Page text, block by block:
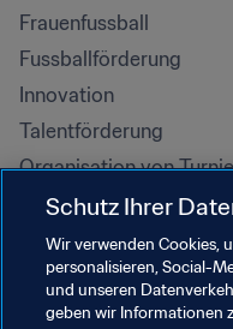
Frauenfussball
Fussballförderung
Innovation
Talentförderung
Organisation von
Nachhaltigkeit
Menschenrechte und
Antidiskriminierung
Gesundheit und Medizin
Schutz Ihrer
Wir verwenden Cookies,
personalisieren, Social-
und unseren
geben wir Informationen